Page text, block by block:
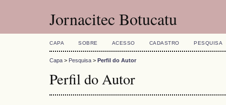
Jornacitec Botucatu
CAPA SOBRE ACESSO CADASTRO PESQUISA
Capa > Pesquisa > Perfil do Autor
Perfil do Autor